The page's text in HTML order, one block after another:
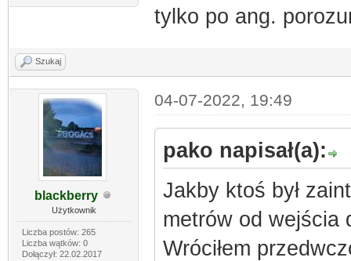
tylko po ang.
Szukaj
blackberry
Użytkownik
Liczba postów: 265
Liczba wątków: 0
Dołączył: 22.02.2017
04-07-2022, 19:49
pako napisał(a):
Jakby ktoś był
metrów od wejścia
Wróciłem